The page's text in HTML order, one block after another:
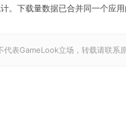
。下载量数据已合并同一个应
代表GameLook立场，转载请联系原